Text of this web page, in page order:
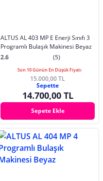
ALTUS AL 403 MP E Enerji Sınıfı 3
Programlı Bulaşık Makinesi Beyaz
2.6
(5)
Son 10 Günün En Düşük Fiyatı
15.000,00 TL
Sepette
14.700,00 TL
Sepete Ekle